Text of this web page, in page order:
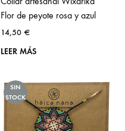
Flor de peyote rosa y azul
14,50 €
LEER MÁS
SIN
STOCK